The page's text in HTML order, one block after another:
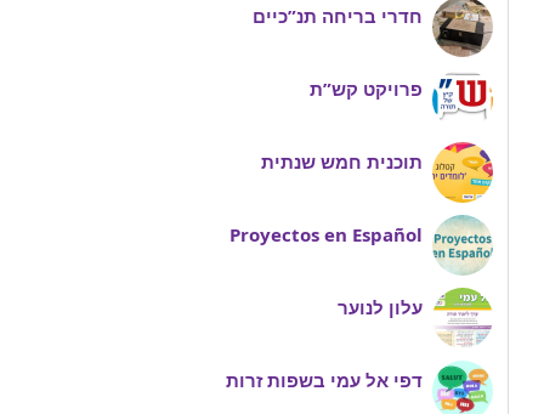
חדרי בריחה תנ”כיים
פרויקט קש”ת
תוכנית חמש שנתית
Proyectos en Español
עלון לנוער
דפי אל עמי בשפות זרות